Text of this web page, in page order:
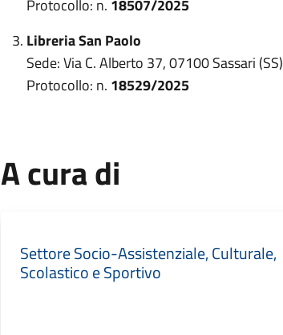
Protocollo: n. 18507/2025
LibreriaSan Paolo
Sede: Via C. Alberto 37, 07100 Sassari (SS)
Protocollo: n. 18529/2025
A cura di
Settore Socio-Assistenziale, Culturale,
Scolastico e Sportivo